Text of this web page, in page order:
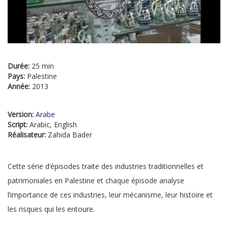
Durée: 25 min
Pays: Palestine
Année: 2013
Version: Arabe
Script: Arabic, English
Réalisateur: Zahida Bader
Cette série d’épisodes traite des industries traditionnelles et
patrimoniales en Palestine et chaque épisode analyse
l’importance de ces industries, leur mécanisme, leur histoire et
les risques qui les entoure.